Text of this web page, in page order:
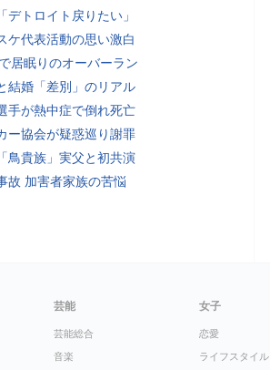
デトロイト戻りたい」
ケ代表活動の思い激白
居眠りのオーバーラン
結婚「差別」のリアル
手が熱中症で倒れ死亡
ー協会が疑惑巡り謝罪
鳥貴族」実父と初共演
故 加害者家族の苦悩
芸能
芸能総合
音楽
女子
恋愛
ライフスタイル